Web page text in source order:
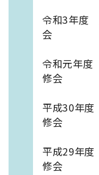
令和3年度
会
令和元年
修会
平成30年
修会
平成29年
修会